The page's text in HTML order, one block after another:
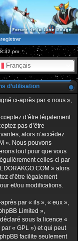
pm
Français
d’utilisation
ci-après par « nous »,
d’être légalement
pas d’être
alors n’accédez
». Nous pouvons
tout pour que vous
celles-ci par
» alors
d’être légalement
et/ou modifications.
par « ils », « eux »,
Limited »,
sous la licence «
« GPL ») et qui peut
facilite seulement